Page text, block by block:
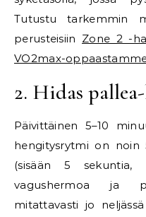
Tutustu tarkemmin
perusteisiin Zone 2 -
VO2max-
2. Hidas
Päivittäinen 5–10
hengitysrytmi on noin
(sisään 5 sekuntia,
vagushermoa ja
mitattavasti jo